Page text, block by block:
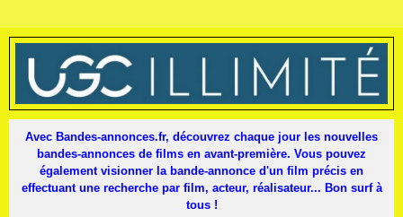
Avec Bandes-annonces.fr, découvrez chaque jour les nouvelles
bandes-annonces de films en avant-première. Vous pouvez
également visionner la bande-annonce d'un film précis en
effectuant une recherche par film, acteur, réalisateur... Bon surf à
tous !